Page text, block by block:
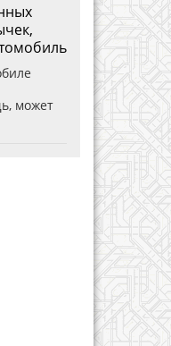
может